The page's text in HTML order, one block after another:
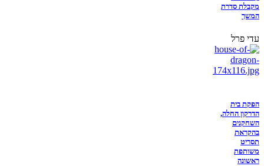
מקבלת סדרת
המשך
עדי פרל
הפקת בית
הדרקון החלה,
השחקנים
בהקראת
תסריט
משותפת
ראשונה